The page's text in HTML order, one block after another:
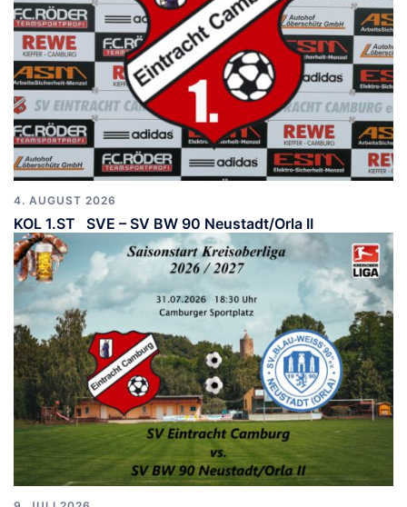
4. AUGUST 2026
KOL 1.ST SVE – SV BW 90 Neustadt/Orla II